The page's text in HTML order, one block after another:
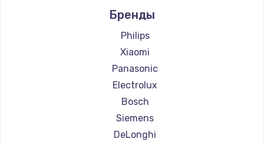
Ремонт кофемашин Ascaso
Ремонт кофемашин Jura
Ремонт кофемашин Olympia
Ремонт кофемашин Saeco
Ремонт кофемашин La Cimbali
Ремонт кофемашин WMF
Ремонт кофемашин Yamaguchi
Ремонт кофемашин Nivona
Бренды
Philips
Xiaomi
Panasonic
Electrolux
Bosch
Siemens
DeLonghi